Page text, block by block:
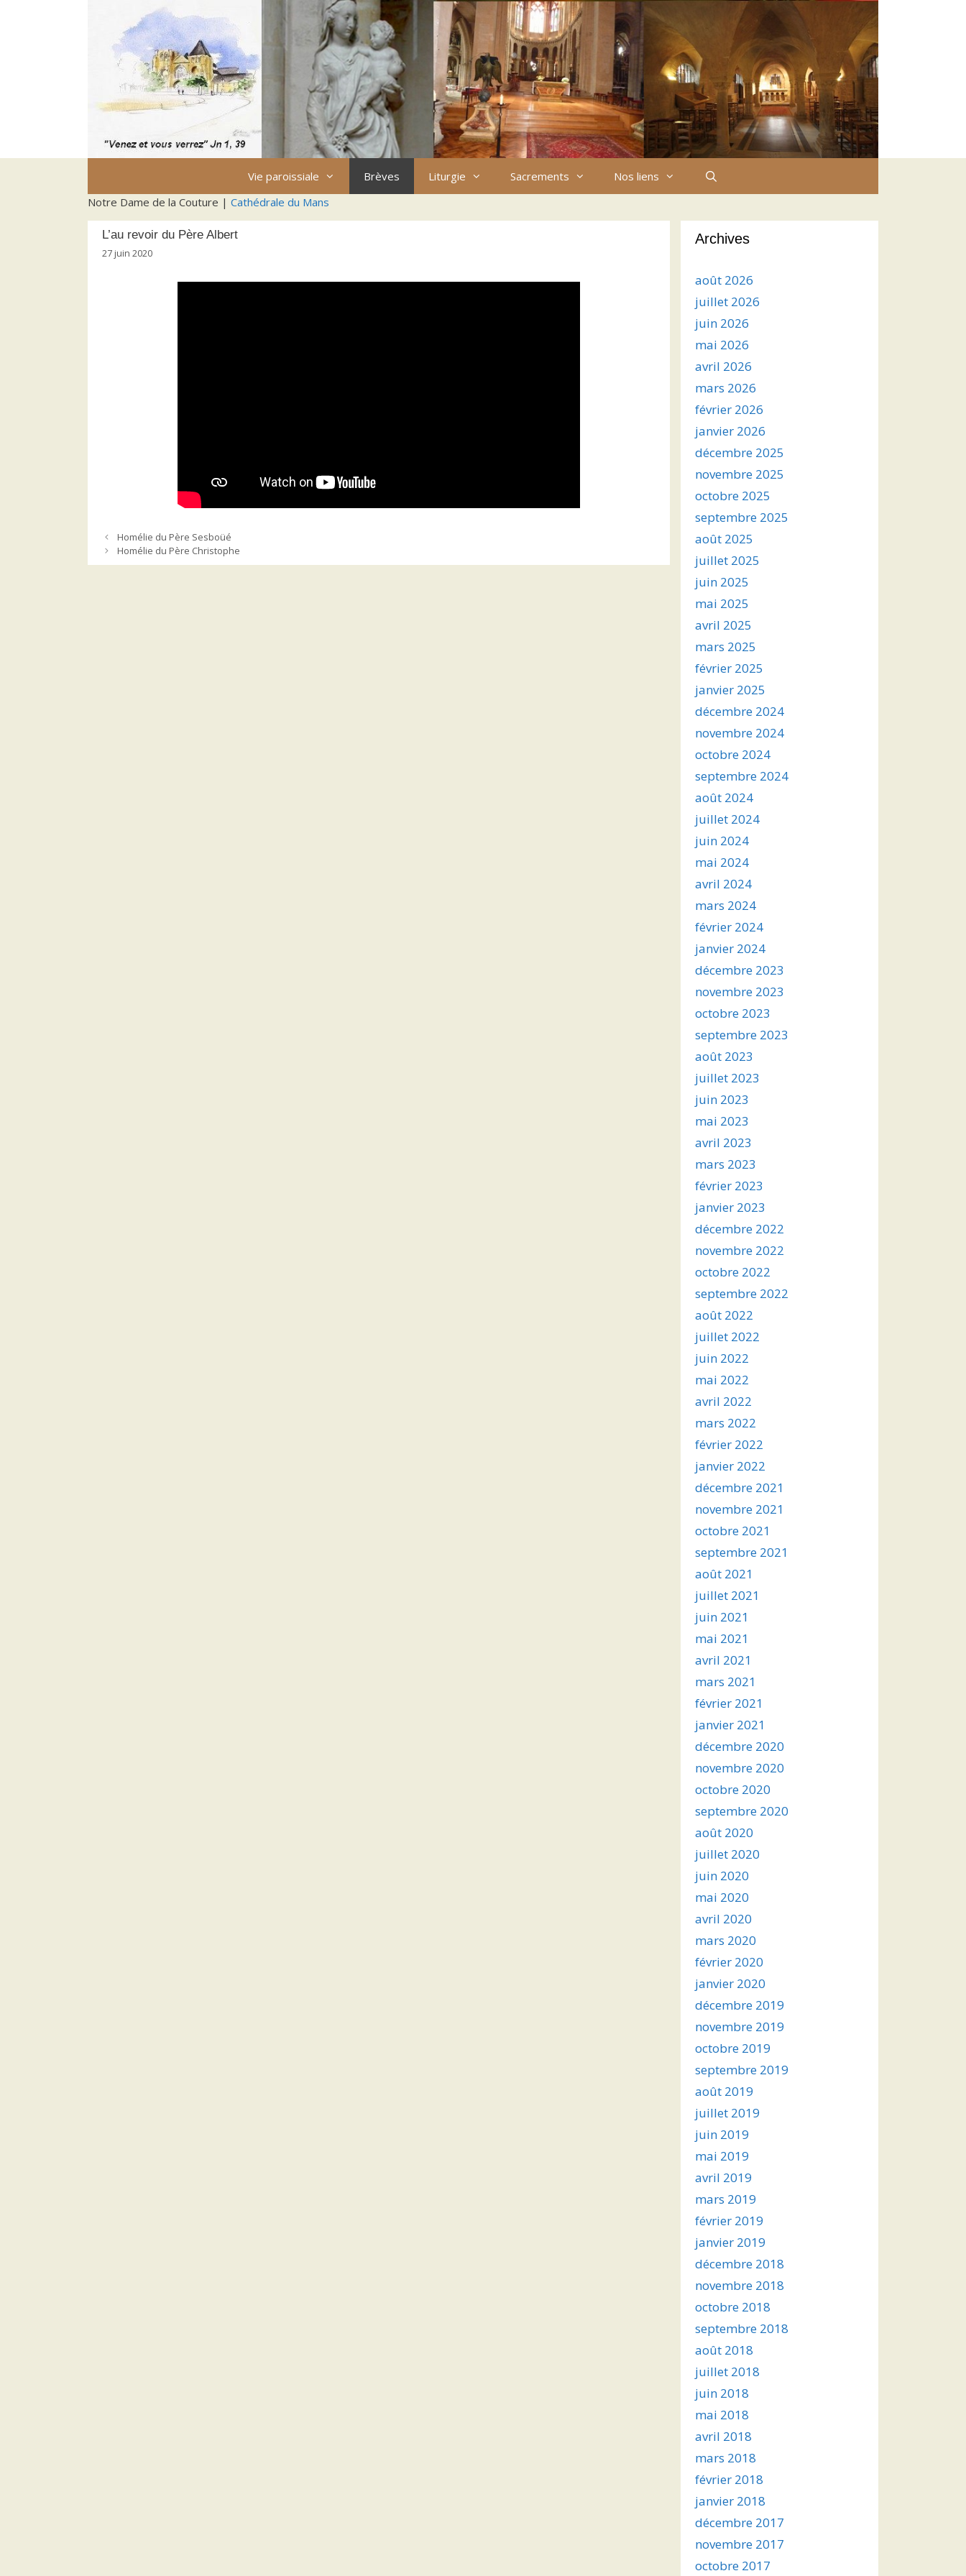
Vie paroissiale Brèves Liturgie Sacrements
Nos liens
Notre Dame de la Couture | Cathédrale du Mans
L’au revoir du Père Albert
27 juin 2020
Homélie du Père Sesboüé
Homélie du Père Christophe
Archives
août 2026
juillet 2026
juin 2026
mai 2026
avril 2026
mars 2026
février 2026
janvier 2026
décembre 2025
novembre 2025
octobre 2025
septembre 2025
août 2025
juillet 2025
juin 2025
mai 2025
avril 2025
mars 2025
février 2025
janvier 2025
décembre 2024
novembre 2024
octobre 2024
septembre 2024
août 2024
juillet 2024
juin 2024
mai 2024
avril 2024
mars 2024
février 2024
janvier 2024
décembre 2023
novembre 2023
octobre 2023
septembre 2023
août 2023
juillet 2023
juin 2023
mai 2023
avril 2023
mars 2023
février 2023
janvier 2023
décembre 2022
novembre 2022
octobre 2022
septembre 2022
août 2022
juillet 2022
juin 2022
mai 2022
avril 2022
mars 2022
février 2022
janvier 2022
décembre 2021
novembre 2021
octobre 2021
septembre 2021
août 2021
juillet 2021
juin 2021
mai 2021
avril 2021
mars 2021
février 2021
janvier 2021
décembre 2020
novembre 2020
octobre 2020
septembre 2020
août 2020
juillet 2020
juin 2020
mai 2020
avril 2020
mars 2020
février 2020
janvier 2020
décembre 2019
novembre 2019
octobre 2019
septembre 2019
août 2019
juillet 2019
juin 2019
mai 2019
avril 2019
mars 2019
février 2019
janvier 2019
décembre 2018
novembre 2018
octobre 2018
septembre 2018
août 2018
juillet 2018
juin 2018
mai 2018
avril 2018
mars 2018
février 2018
janvier 2018
décembre 2017
novembre 2017
octobre 2017